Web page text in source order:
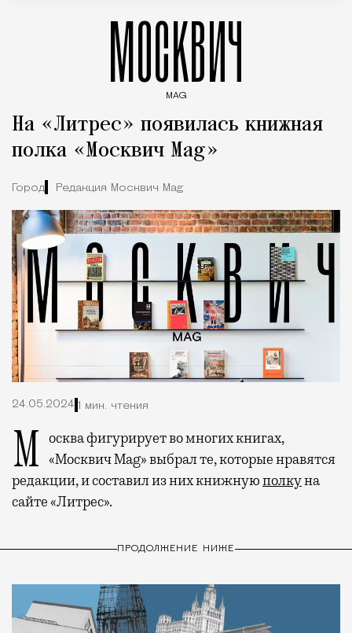
МОСКВИЧ
MAG
На «Литрес» появилась книжная
полка «Москвич Mag»
Город Редакция Москвич Mag
24.05.2024 1 мин. чтения
Москва фигурирует во многих книгах, «Москвич Mag» выбрал те, которые нравятся
редакции, и составил из них книжнуюполкуна
сайте «Литрес».
ПРОДОЛЖЕНИЕ НИЖЕ